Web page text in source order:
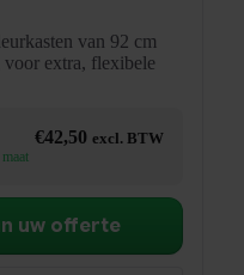
van 92 cm
voor extra, flexibele
€42,50 excl. BTW
uw offerte